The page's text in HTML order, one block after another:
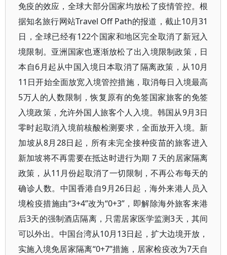
免疫的效应，全球大部分国家均放松了疫情管控。根
据知名旅行网站Travel Off Path的报道，截止10月31
日，全球已经有122个国家和地区完全取消了新冠入
境限制。亚洲国家也逐渐放松了出入境限制政策，日
本自6月起从中国入境日本取消了隔离政策，从10月
11日开始全面放宽入境管控措施，取消每日入境最高
5万人的人数限制，恢复原有的免签国家旅客的免签
入境政策，允许外国人旅客个人入境。韩国从9月3日
零时起取消入境前核酸检测要求，全面放开入境。新
加坡从8月28日起，所有未完全接种疫苗的旅客进入
新加坡将不再需要在抵达时进行为期 7 天的居家隔离
政策，从11月份起取消了一切限制，不再公布每天的
确诊人数。中国香港自9月26日起，海外来港人员入
境检疫措施由“3+4”改为“0+3”，即解除海外旅客来港
后3天的强制酒店隔离，只需居家医学监测3天，其间
可以外出。中国台湾从10月13日起，扩大边境开放，
实施入境免居家隔离“0+7”措施，居家检疫改为7天自